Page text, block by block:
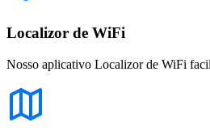
Localizor de WiFi
Nosso aplicativo Localizor de WiFi